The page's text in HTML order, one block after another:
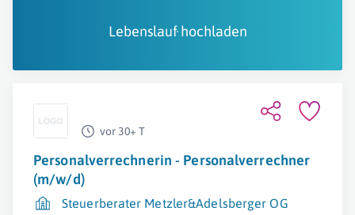
Lebenslauf hochladen
vor 30+ T
Personalverrechnerin - Personalverrechner
(m/w/d)
Steuerberater Metzler&Adelsberger OG